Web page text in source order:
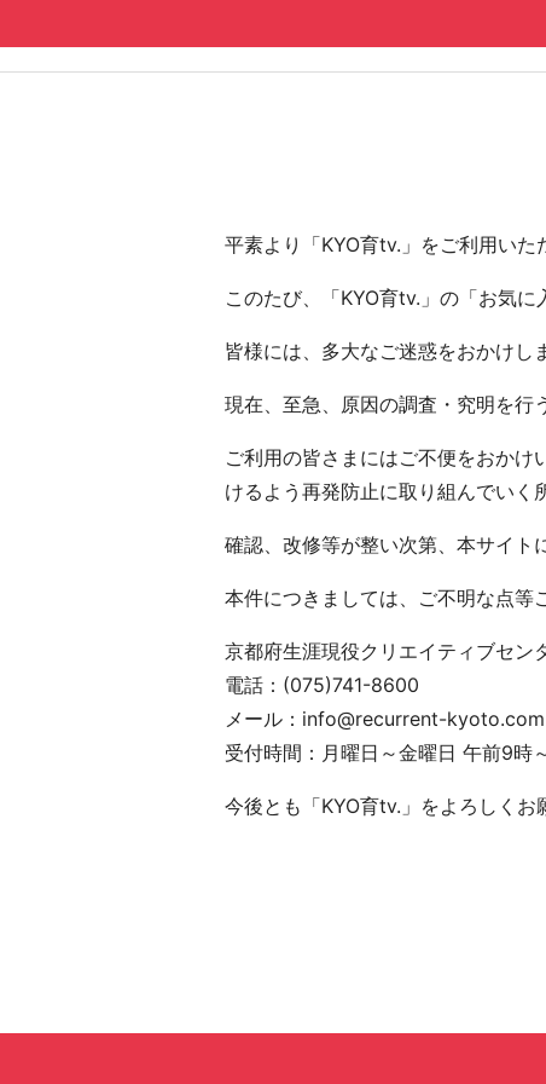
ナビゲーションへ
ホームへ
平素より「KYO育tv.」をご利用いた
このたび、「KYO育tv.」の「お気
皆様には、多大なご迷惑をおかけし
現在、至急、原因の調査・究明を行
ご利用の皆さまにはご不便をおか
けるよう再発防止に取り組んでいく
確認、改修等が整い次第、本サイト
本件につきましては、ご不明な点等
京都府生涯現役クリエイティブセン
電話：(075)741-8600
メール：info@recurrent-kyoto.com
受付時間：月曜日～金曜日 午前9時
今後とも「KYO育tv.」をよろしくお